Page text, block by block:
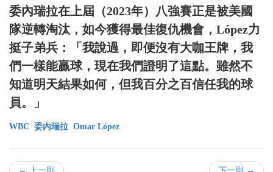
委內瑞拉在上屆（2023年）八強賽正是被美國
隊逆轉淘汰，如今獲得最佳復仇機會，López力
挺子弟兵：「我說過，即便沒有大咖王牌，我
們一樣能贏球，現在我們證明了這點。雖然不
知道明天結果如何，但我百分之百信任我的球
員。」
WBC 委內瑞拉 Omar López